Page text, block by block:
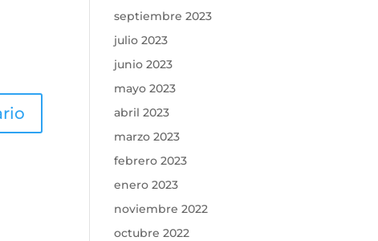
septiembre 2023
julio 2023
junio 2023
mayo 2023
abril 2023
marzo 2023
febrero 2023
enero 2023
noviembre 2022
octubre 2022